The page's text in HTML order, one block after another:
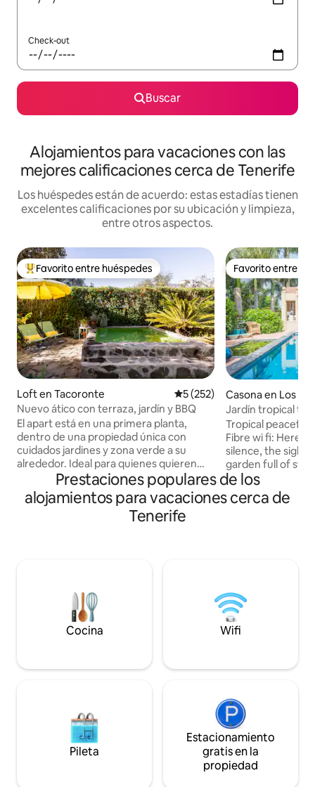
Check-out
Buscar
Alojamientos para vacaciones con las
mejores calificaciones cerca de Tenerife
Los huéspedes están de acuerdo: estas estadías tienen
excelentes calificaciones por su ubicación y limpieza,
entre otros aspectos.
Favorito entre los huéspedes más destacados
Favorito entre huéspedes
Loft en Tacoronte Calificación promedio: 5 de
5 (252)
Nuevo ático con terraza, jardín y BBQ
El apart está en una primera planta,
dentro de una propiedad única con
cuidados jardines y zona verde a su
alrededor. Ideal para quienes quieren
descansar y relajarse durante las
merecidas vacaciones :) El espacio
diáfano de 50 m2 está pensado para que
fantástica experiencia!!!
Favorito entre
Favorito entre
Casona en Los
Jardín tropical
cerca del mar
Tropical peaceful
Fibre wi fi: Here it
silence, the
garden full of
Probably the
elegant
lounge, inviting
Prestaciones populares de los
alojamientos para vacaciones cerca de
Tenerife
Cocina Wifi
Pileta
Estacionamiento
gratis en la
propiedad